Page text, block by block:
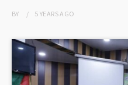
BY 5 YEARSAGO